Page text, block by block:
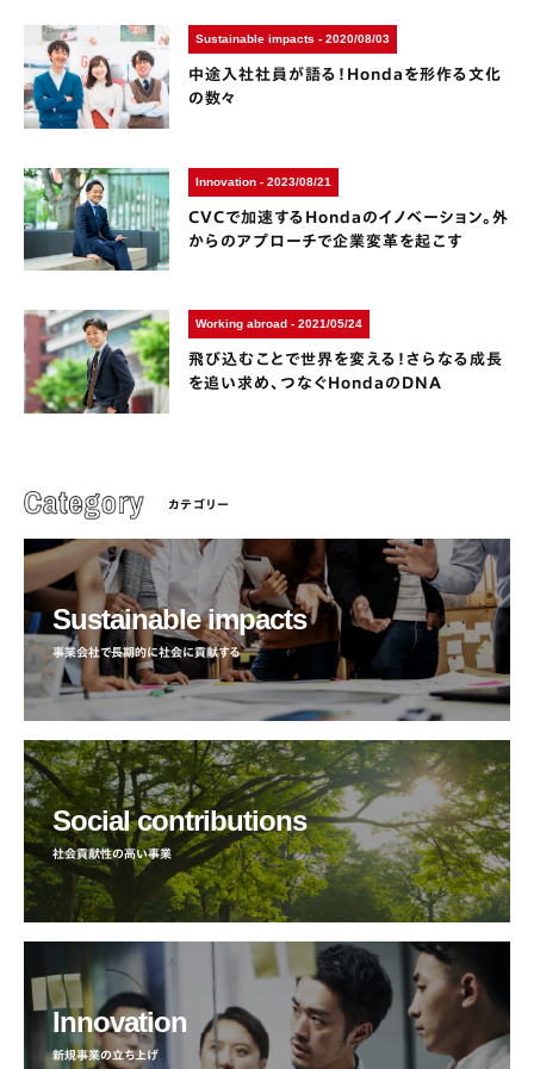
Sustainable impacts - 2020/08/03
中途入社社員が語る！Hondaを形作る文化
の数々
Innovation - 2023/08/21
CVCで加速するHondaのイノベーション。外
からのアプローチで企業変革を起こす
Working abroad - 2021/05/24
飛び込むことで世界を変える！さらなる成長
を追い求め、つなぐHondaのDNA
カテゴリー
Sustainable impacts
事業会社で長期的に社会に貢献する
Social contributions
社会貢献性の高い事業
Innovation
新規事業の立ち上げ